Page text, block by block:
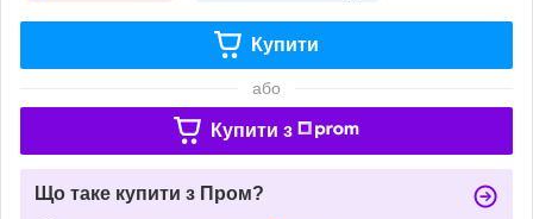
Купити
або
Купити з
Що таке купити з Пром?